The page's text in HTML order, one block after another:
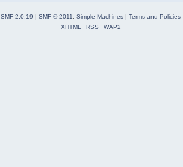
SMF 2.0.19 | SMF © 2011 Simple Machines | Terms and Policies
XHTML
RSS WAP2